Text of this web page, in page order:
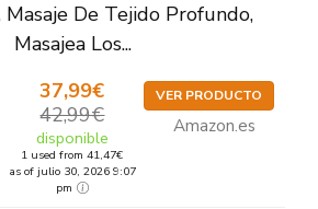
Masaje De Tejido Profundo,
Masajea Los...
37,99€
42,99€
disponible
1 used from 41,47€
as of julio 30, 2026 9:07
pm
VER PRODUCTO
Amazon.es